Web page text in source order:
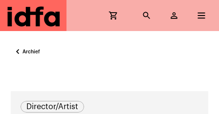
Archief
Director/Artist